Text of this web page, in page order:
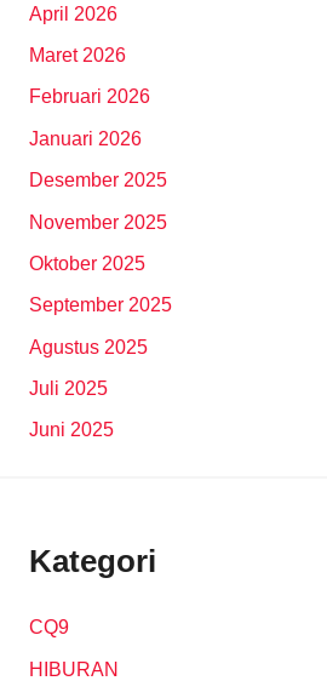
April 2026
Maret 2026
Februari 2026
Januari 2026
Desember 2025
November 2025
Oktober 2025
September 2025
Agustus 2025
Juli 2025
Juni 2025
Kategori
CQ9
HIBURAN